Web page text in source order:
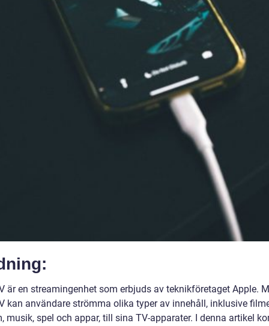
är en streamingenhet som erbjuds av teknikföretaget Apple.
kan användare strömma olika typer av innehåll, inklusive
musik, spel och appar, till sina TV-apparater. I denna artikel